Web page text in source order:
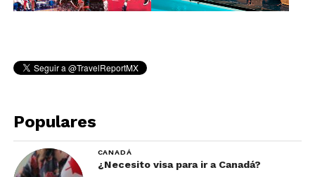
Populares
CANADÁ
¿Necesito visa para ir a Canadá?